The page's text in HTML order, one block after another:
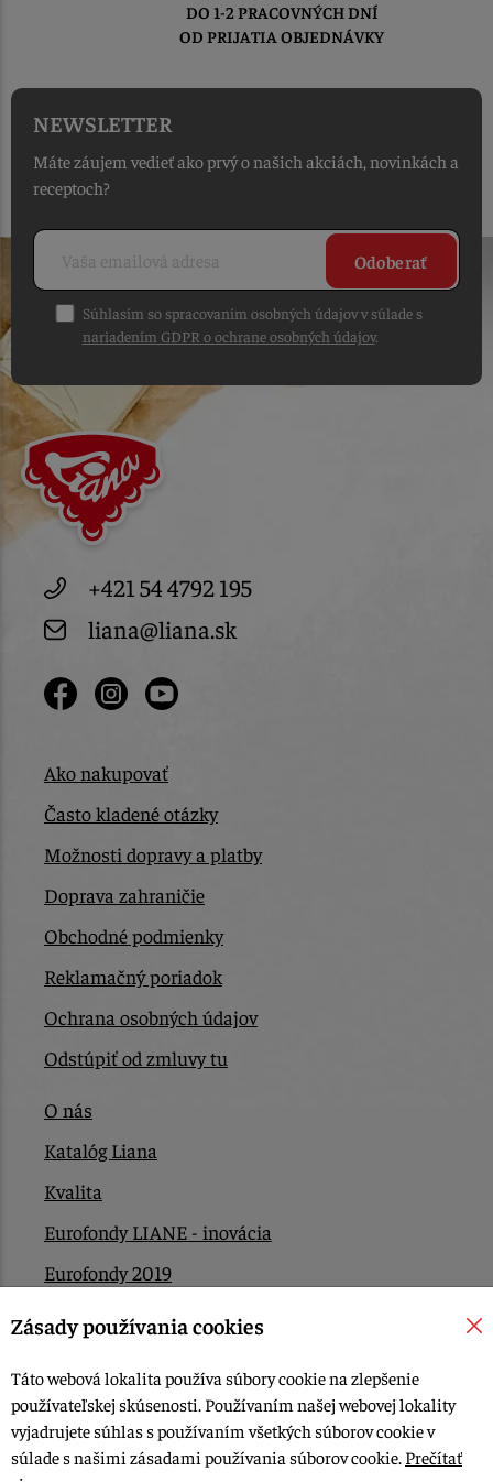
DO 1-2 PRACOVNÝCH DNÍ
OD PRIJATIA OBJEDNÁVKY
NEWSLETTER
Máte záujem vedieť ako prvý o našich akciách, novinkách a
receptoch?
Odoberať
Súhlasím so spracovaním osobných údajov v súlade s
nariadením GDPR o ochrane osobných údajov.
+421 54 4792 195
liana@liana.sk
Ako nakupovať
Často kladené otázky
Možnosti dopravy a platby
Doprava zahraničie
Obchodné podmienky
Reklamačný poriadok
Ochrana osobných údajov
Odstúpiť od zmluvy tu
O nás
Katalóg Liana
Kvalita
Eurofondy LIANE - inovácia
Eurofondy 2019
Eurofondy 2022/2023
Kontakt
© 2015-2026, LIANA GOLIAŠ s.r.o. všetky práva vyhradené.
Zásady používania cookies
Táto webová lokalita používa súbory cookie na zlepšenie
používateľskej skúsenosti. Používaním našej webovej lokality
vyjadrujete súhlas s používaním všetkých súborov cookie v
súlade s našimi zásadami používania súborov cookie. Prečítať